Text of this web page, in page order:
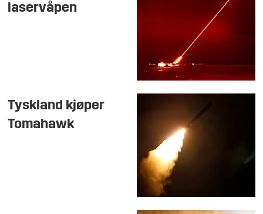
laservåpen
Tyskland kjøper
Tomahawk